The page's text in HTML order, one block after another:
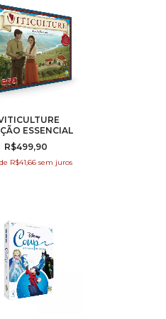
ESSENCIAL
R$499,90
de R$41,66 sem juros